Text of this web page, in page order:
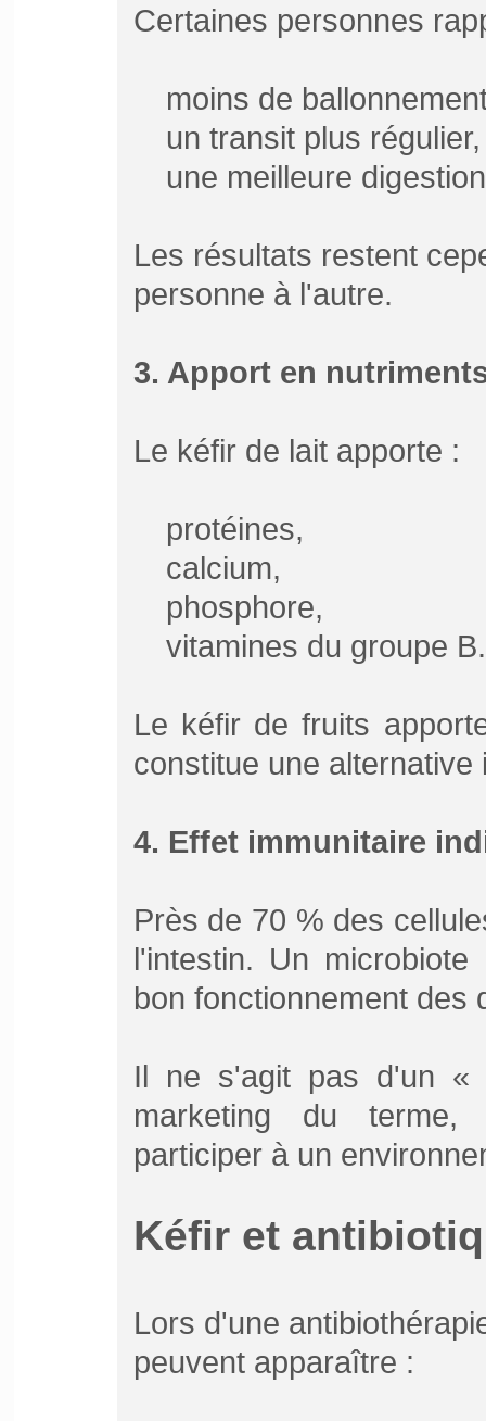
Certaines personnes
moins de
un transit plus régulier,
une meilleure
Les résultats restent
personne à l'autre.
3. Apport en
Le kéfir de lait apporte :
protéines,
calcium,
phosphore,
vitamines du groupe B.
Le kéfir de fruits
constitue une
4. Effet immunitaire
Près de 70 % des
l'intestin. Un
bon fonctionnement des
Il ne s'agit pas d'un «
marketing du terme,
participer à un
Kéfir et
Lors d'une
peuvent apparaître :